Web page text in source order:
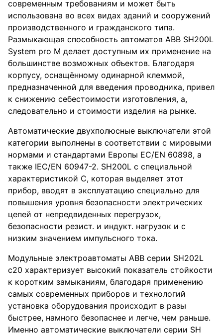
современным требованиям и может быть
использована во всех видах зданий и сооружений
производственного и гражданского типа.
Размыкающая способность автоматов АВВ SH200L
System pro M делает доступным их применение на
большинстве возможных объектов. Благодаря
корпусу, оснащённому одинарной клеммой,
предназначенной для введения проводника, привел
к снижению себестоимости изготовления, а,
следовательно и стоимости изделия на рынке.
Автоматические двухполюсные выключатели этой
категории выполнены в соответствии с мировыми
нормами и стандартами Европы EC/EN 60898, а
также IEC/EN 60947-2. SH200L с специальной
характеристикой C, которая выделяет этот
прибор, вводят в эксплуатацию специально для
повышения уровня безопасности электрических
цепей от непредвиденных перегрузок,
безопасности резист. и индукт. нагрузок и с
низким значением импульсного тока.
Модульные электроавтоматы ABB серии SH202L
c20 характеризует высокий показатель стойкости
к коротким замыканиям, благодаря применению
самых современных приборов и технологий
установка оборудования происходит в разы
быстрее, намного безопаснее и легче, чем раньше.
Именно автоматические выключатели серии SH